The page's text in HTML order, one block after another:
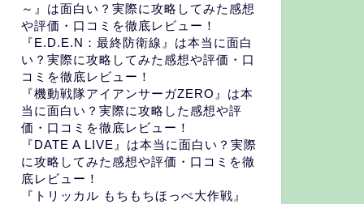
～』は面白い？実際に攻略してみた感想
や評価・口コミを徹底レビュー！
『E.D.E.N：最終防衛線』は本当に面白
い？実際に攻略してみた感想や評価・口
コミを徹底レビュー！
『機動戦隊アイアンサーガZERO』は本
当に面白い？実際に攻略した感想や評
価・口コミを徹底レビュー！
『DATE A LIVE』は本当に面白い？実際
に攻略してみた感想や評価・口コミを徹
底レビュー！
『トリッカル もちもちほっぺ大作戦』